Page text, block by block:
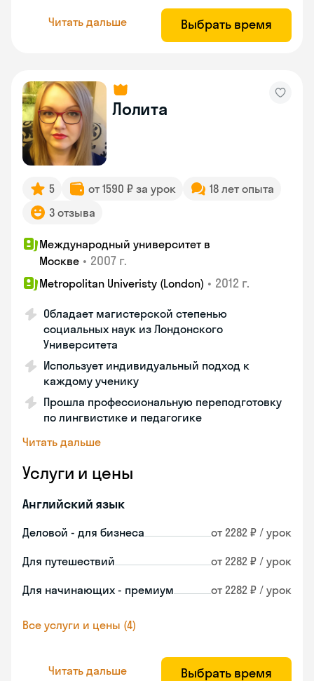
Читать дальше Выбрать время
Лолита
5 от 1590 ₽ за урок
18 лет опыта
3 отзыва
Международный университет в
Москве • 2007 г.
Metropolitan Univeristy (London) • 2012 г.
Обладает магистерской степенью
социальных наук из Лондонского
Университета
Использует индивидуальный подход к
каждому ученику
Прошла профессиональную переподготовку
по лингвистике и педагогике
Читать дальше
Услуги и цены
Английский язык
Деловой - для бизнеса от 2282 ₽ / урок
Для путешествий от 2282 ₽ / урок
Для начинающих - премиум от 2282 ₽ / урок
Все услуги и цены (4)
Читать дальше Выбрать время